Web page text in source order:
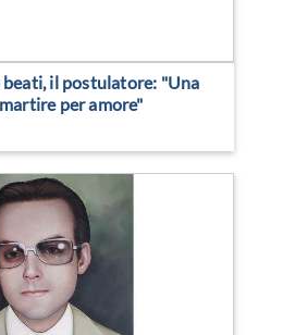
il postulatore: "Una
per amore"